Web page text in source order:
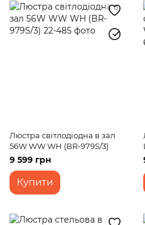
Люстра світлодіодна в зал
56W WW WH (BR-979S/3)
9 599 грн
Купити